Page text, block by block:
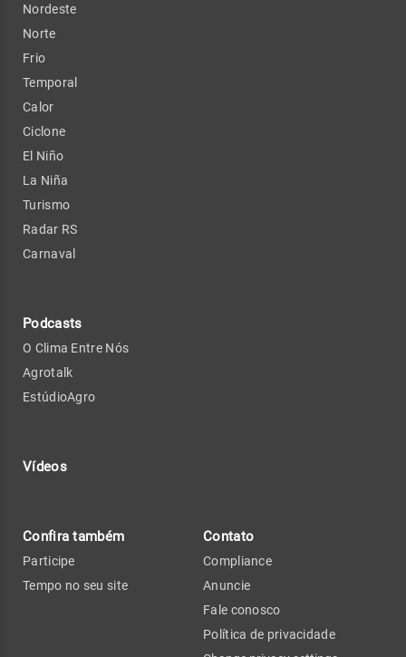
Nordeste
Norte
Frio
Temporal
Calor
Ciclone
El Niño
La Niña
Turismo
Radar RS
Carnaval
Podcasts
O Clima Entre Nós
Agrotalk
EstúdioAgro
Vídeos
Confira também
Participe
Tempo no seu site
Contato
Compliance
Anuncie
Fale conosco
Política de privacidade